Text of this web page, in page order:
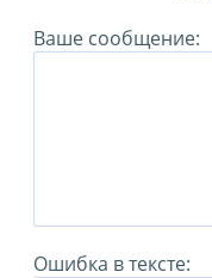
Ваше сообщение:
Ошибка в тексте: